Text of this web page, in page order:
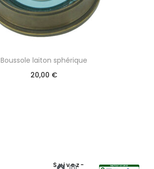
Boussole laiton sphérique
20,00 €
Suivez-